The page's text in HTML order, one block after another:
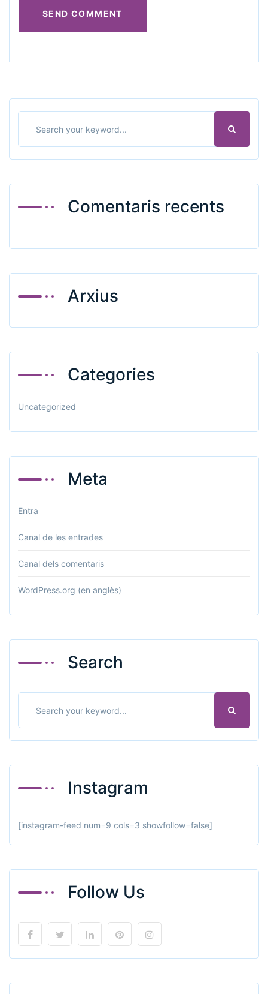
Comentaris recents
Arxius
Categories
Uncategorized
Meta
Entra
Canal de les entrades
Canal dels comentaris
WordPress.org (en anglès)
Search
Instagram
[instagram-feed num=9 cols=3 showfollow=false]
Follow Us